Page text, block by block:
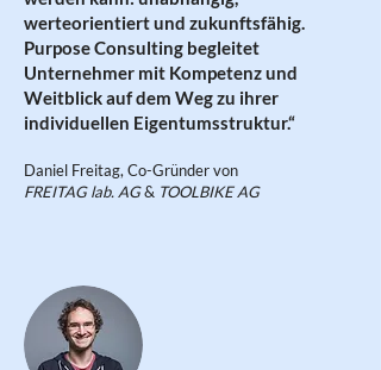
werteorientiert und zukunftsfähig.
Purpose Consulting begleitet
Unternehmer mit Kompetenz und
Weitblick auf dem Weg zu ihrer
individuellen Eigentumsstruktur.“
Daniel Freitag, Co-Gründer von
FREITAG lab. AG& TOOLBIKE AG